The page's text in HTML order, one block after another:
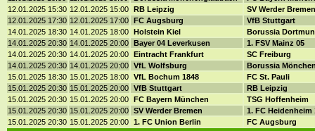
12.01.2025 15:30 12.01.2025 15:00 RB Leipzig
SV Werder
12.01.2025 17:30 12.01.2025 17:00 FC Augsburg
VfB Stuttgart
14.01.2025 18:30 14.01.2025 18:00 Holstein Kiel
Borussia
14.01.2025 20:30 14.01.2025 20:00 Bayer 04 Leverkusen
1. FSV Mainz 05
14.01.2025 20:30 14.01.2025 20:00 Eintracht Frankfurt
SC Freiburg
14.01.2025 20:30 14.01.2025 20:00 VfL Wolfsburg
Borussia
15.01.2025 18:30 15.01.2025 18:00 VfL Bochum 1848
FC St. Pauli
15.01.2025 20:30 15.01.2025 20:00 VfB Stuttgart
RB Leipzig
15.01.2025 20:30 15.01.2025 20:00 FC Bayern München
TSG Hoffenheim
15.01.2025 20:30 15.01.2025 20:00 SV Werder Bremen
1. FC Heidenheim
15.01.2025 20:30 15.01.2025 20:00 1. FC Union Berlin FC Augsburg